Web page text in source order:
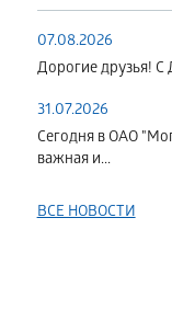
07.08.2026
Дорогие друзья! С
31.07.2026
Сегодня в ОАО
важная и...
ВСЕ НОВОСТИ